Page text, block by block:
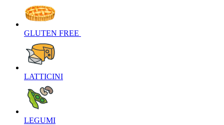
GLUTEN FREE ‎
LATTICINI‎
LEGUMI‎